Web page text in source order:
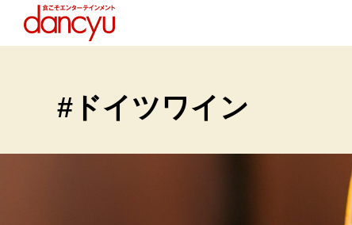
#ドイツワイン